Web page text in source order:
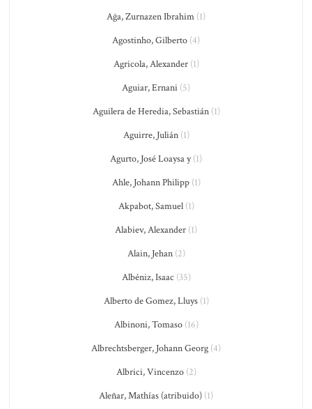
Ağa, Zurnazen Ibrahim (1)
Agostinho, Gilberto (4)
Agricola, Alexander(1)
Aguiar, Ernani (5)
Aguilera de Heredia, Sebastián(1)
Aguirre, Julián(1)
Agurto, José Loaysa y(1)
Ahle, Johann Philipp(1)
Akpabot, Samuel(1)
Alabiev, Alexander (1)
Alain, Jehan(2)
Albéniz, Isaac (35)
Alberto de Gomez, Lluys(1)
Albinoni, Tomaso(16)
Albrechtsberger, Johann Georg (4)
Albrici, Vincenzo(2)
Aleñar, Mathías (atribuido) (1)